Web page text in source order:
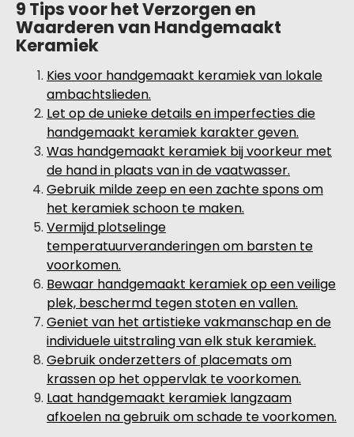
9 Tips voor het Verzorgen en
Waarderen van Handgemaakt
Keramiek
Kies voor handgemaakt keramiek van lokale
ambachtslieden.
Let op de unieke details en imperfecties die
handgemaakt keramiek karakter geven.
Was handgemaakt keramiek bij voorkeur met
de hand in plaats van in de vaatwasser.
Gebruik milde zeep en een zachte spons om
het keramiek schoon te maken.
Vermijd plotselinge
temperatuurveranderingen om barsten te
voorkomen.
Bewaar handgemaakt keramiek op een veilige
plek, beschermd tegen stoten en vallen.
Geniet van het artistieke vakmanschap en de
individuele uitstraling van elk stuk keramiek.
Gebruik onderzetters of placemats om
krassen op het oppervlak te voorkomen.
Laat handgemaakt keramiek langzaam
afkoelen na gebruik om schade te voorkomen.